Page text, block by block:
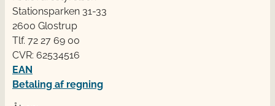
Stationsparken 31-33
2600 Glostrup
Tlf. 72 2​​​7 69 00
CVR: 62534516
EAN
Betaling af regning